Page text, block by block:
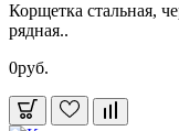
Корщетка стальная,
рядная..
0руб.